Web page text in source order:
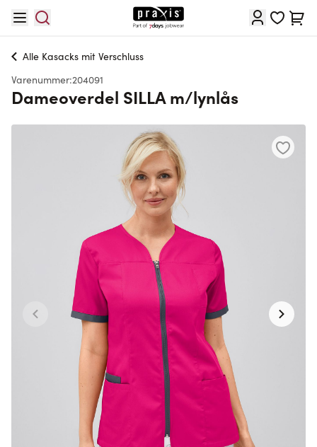
Cart
Alle Kasacks mit Verschluss
Varenummer:204091
Dameoverdel SILLA m/lynlås